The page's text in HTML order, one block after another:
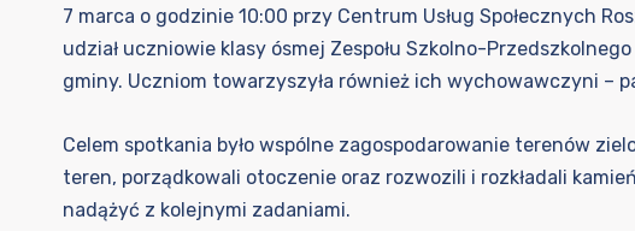
7 marca o godzinie 10:00 przy Centrum Usług Społecznych
udział uczniowie klasy ósmej Zespołu Szkolno-
gminy. Uczniom towarzyszyła również ich wychowawczyni –
Celem spotkania było wspólne zagospodarowanie terenów
teren, porządkowali otoczenie oraz rozwozili i rozkładali
nadążyć z kolejnymi zadaniami.